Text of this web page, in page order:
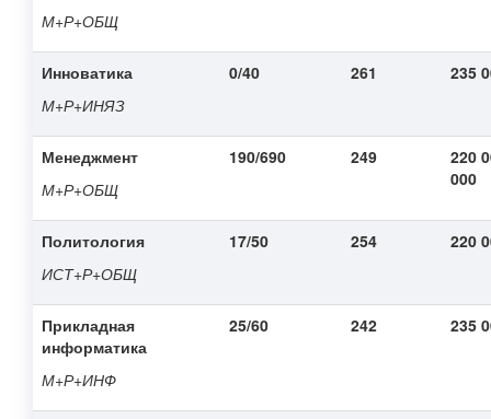
М+Р+ОБЩ
Инноватика
М+Р+ИНЯЗ
0/40 261 235
Менеджмент
М+Р+ОБЩ
190/690 249
220
000
Политология
ИСТ+Р+ОБЩ
17/50 254 220
Прикладная
информатика
М+Р+ИНФ
25/60 242 235